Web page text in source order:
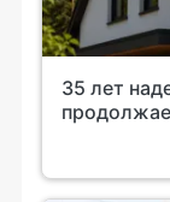
35 лет